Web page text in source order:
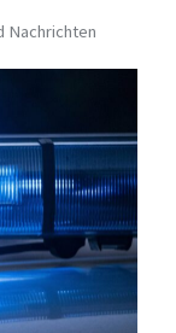
Nachrichten